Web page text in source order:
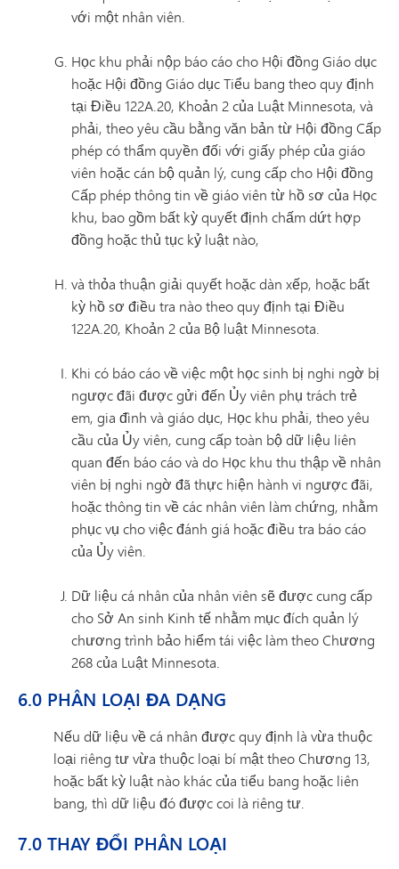
với một nhân viên.
Học khu phải nộp báo cáo cho Hội đồng Giáo dục
hoặc Hội đồng Giáo dục Tiểu bang theo quy định
tại Điều 122A.20, Khoản 2 của Luật Minnesota, và
phải, theo yêu cầu bằng văn bản từ Hội đồng Cấp
phép có thẩm quyền đối với giấy phép của giáo
viên hoặc cán bộ quản lý, cung cấp cho Hội đồng
Cấp phép thông tin về giáo viên từ hồ sơ của Học
khu, bao gồm bất kỳ quyết định chấm dứt hợp
đồng hoặc thủ tục kỷ luật nào,
và thỏa thuận giải quyết hoặc dàn xếp, hoặc bất
kỳ hồ sơ điều tra nào theo quy định tại Điều
122A.20, Khoản 2 của Bộ luật Minnesota.
Khi có báo cáo về việc một học sinh bị nghi ngờ bị
ngược đãi được gửi đến Ủy viên phụ trách trẻ
em, gia đình và giáo dục, Học khu phải, theo yêu
cầu của Ủy viên, cung cấp toàn bộ dữ liệu liên
quan đến báo cáo và do Học khu thu thập về nhân
viên bị nghi ngờ đã thực hiện hành vi ngược đãi,
hoặc thông tin về các nhân viên làm chứng, nhằm
phục vụ cho việc đánh giá hoặc điều tra báo cáo
của Ủy viên.
Dữ liệu cá nhân của nhân viên sẽ được cung cấp
cho Sở An sinh Kinh tế nhằm mục đích quản lý
chương trình bảo hiểm tái việc làm theo Chương
268 của Luật Minnesota.
6.0 PHÂN LOẠI ĐA DẠNG
Nếu dữ liệu về cá nhân được quy định là vừa thuộc
loại riêng tư vừa thuộc loại bí mật theo Chương 13,
hoặc bất kỳ luật nào khác của tiểu bang hoặc liên
bang, thì dữ liệu đó được coi là riêng tư.
7.0 THAY ĐỔI PHÂN LOẠI